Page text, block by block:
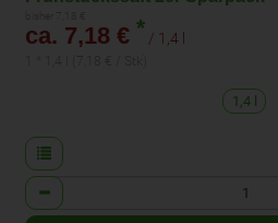
ca. 7,18 € * / 1,4 l
1,4 l
Anzahl